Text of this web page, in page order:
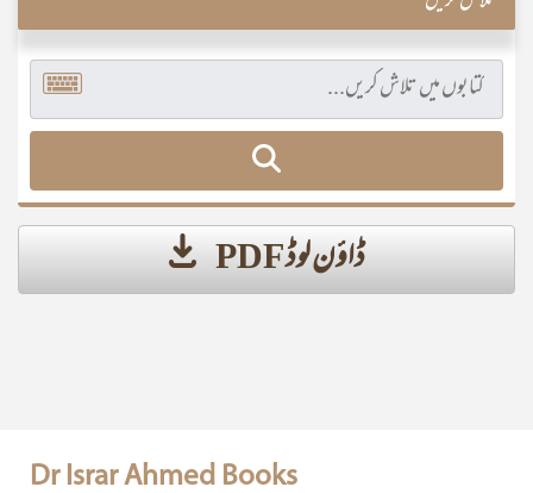
ڈاؤن لوڈ PDF
Dr Israr Ahmed Books